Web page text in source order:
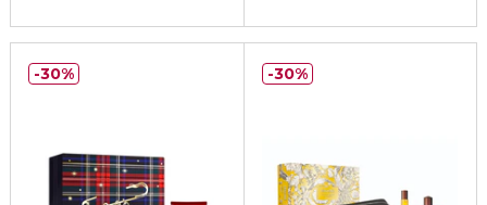
30% 30%